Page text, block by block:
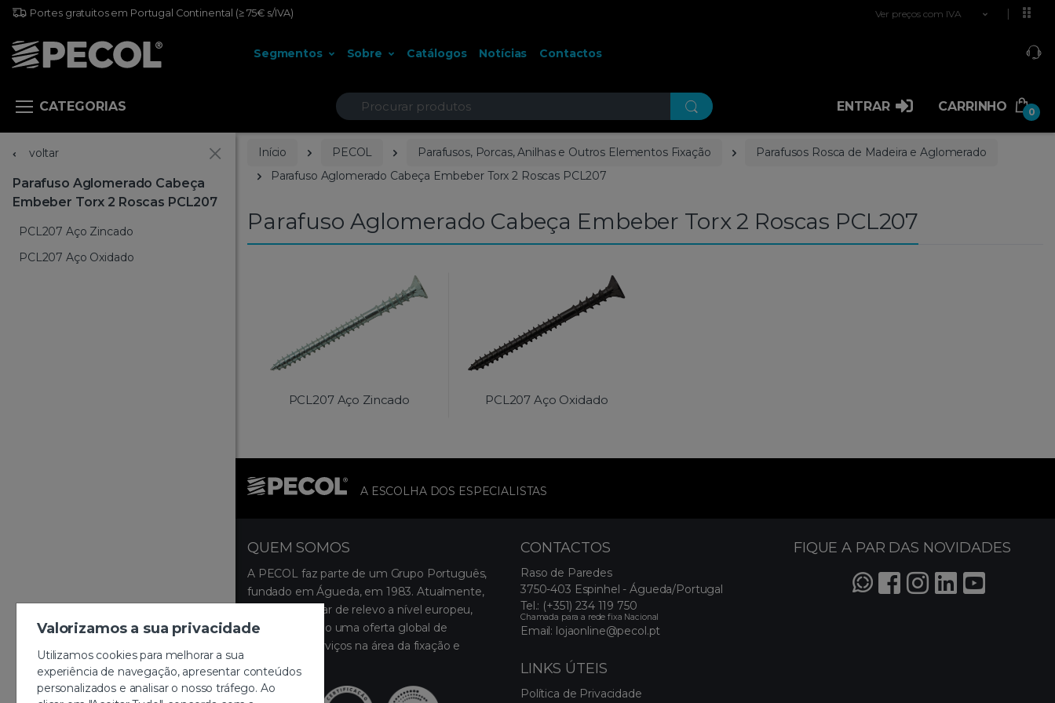
Valorizamos a sua privacidade
Utilizamos cookies para melhorar a sua
experiência de navegação, apresentar conteúdos
personalizados e analisar o nosso tráfego. Ao
Portes gratuitos em Portugal Continental (≥ 75€ s/IVA) Ver preços com IVA
Segmentos Sobre Catálogos Notícias Contactos
CATEGORIAS Procurar ENTRAR CARRINHO 0
voltar
Parafuso Aglomerado Cabeça
Embeber Torx 2 Roscas PCL207
PCL207 Aço Zincado
PCL207 Aço Oxidado
Início PECOL Parafusos, Porcas, Anilhas e Outros Elementos Fixação
Parafusos Rosca de Madeira e Aglomerado
Parafuso Aglomerado Cabeça Embeber Torx 2 Roscas PCL207
Parafuso Aglomerado Cabeça Embeber Torx 2 Roscas PCL207
PCL207 Aço Zincado PCL207 Aço Oxidado
A ESCOLHA DOS ESPECIALISTAS
QUEM SOMOS
A PECOL faz parte de um Grupo Português,
fundado em Águeda, em 1983. Atualmente,
ocupa um lugar de relevo a nível europeu,
disponibilizando uma oferta global de
produtos e serviços na área da fixação e
montagem.
CONTACTOS
Raso de Paredes
3750-403 Espinhel - Águeda/Portugal
Tel.: (+351) 234 119 750
Chamada para a rede fixa Nacional
Email: lojaonline@pecol.pt
LINKS ÚTEIS
Política de Privacidade
FIQUE A PAR DAS NOVIDADES